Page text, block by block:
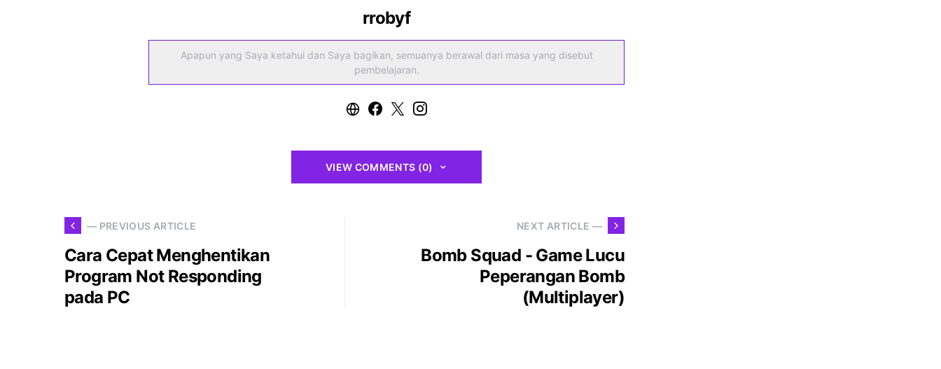
rrobyf
Apapun yang Saya ketahui dan Saya bagikan, semuanya berawal dari masa yang disebut
pembelajaran.
VIEW COMMENTS (0)
— PREVIOUS ARTICLE
Cara Cepat Menghentikan
Program Not Responding
pada PC
NEXT ARTICLE —
Bomb Squad - Game Lucu
Peperangan Bomb
(Multiplayer)